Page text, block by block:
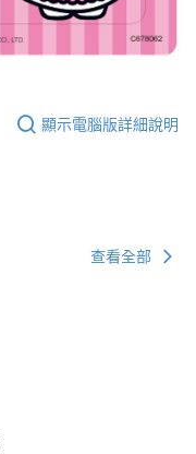
顯示電腦版詳細說明
查看全部